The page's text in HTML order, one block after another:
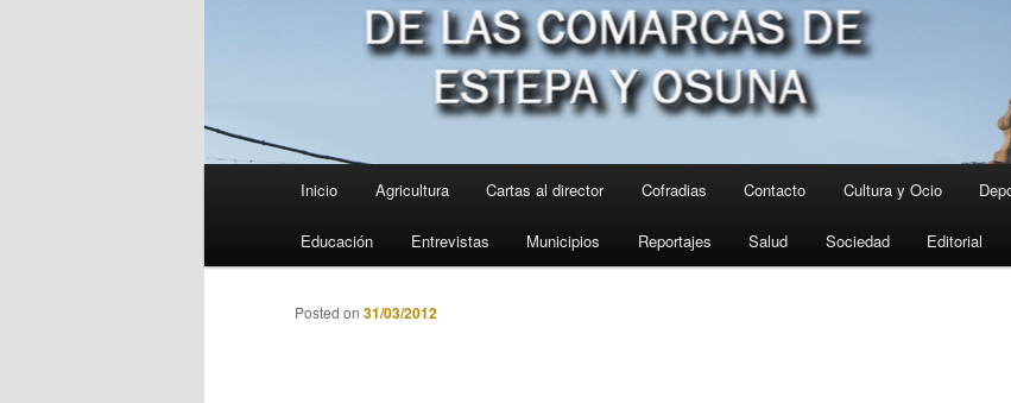
Inicio Agricultura Cartas al director Cofradias Contacto Cultura y Ocio
Educación Entrevistas Municipios Reportajes Salud Sociedad Editorial
Posted on 31/03/2012